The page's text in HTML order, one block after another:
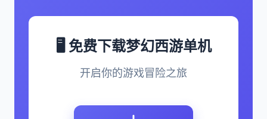
🖥️ 免费下载梦幻西游单机
开启你的游戏冒险之旅